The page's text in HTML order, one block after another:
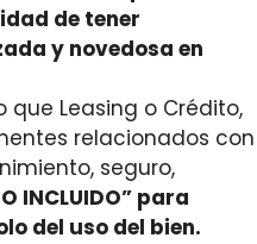
de tener
y novedosa en
que Leasing o Crédito,
relacionados con
seguro,
INCLUIDO” para
del uso del bien.